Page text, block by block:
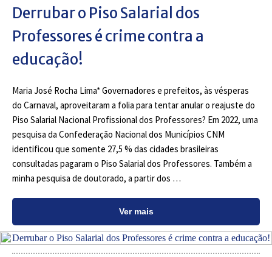
Derrubar o Piso Salarial dos
Professores é crime contra a
educação!
Maria José Rocha Lima* Governadores e prefeitos, às vésperas
do Carnaval, aproveitaram a folia para tentar anular o reajuste do
Piso Salarial Nacional Profissional dos Professores? Em 2022, uma
pesquisa da Confederação Nacional dos Municípios CNM
identificou que somente 27,5 % das cidades brasileiras
consultadas pagaram o Piso Salarial dos Professores. Também a
minha pesquisa de doutorado, a partir dos …
Ver mais